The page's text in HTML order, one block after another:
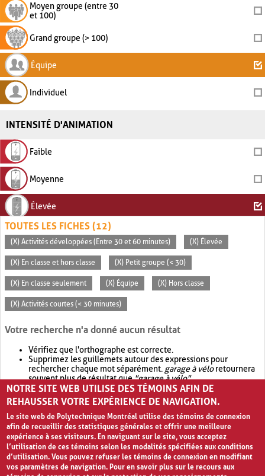
Moyen groupe (entre 30
et 100)
Grand groupe (> 100)
Équipe
Individuel
INTENSITÉ D'ANIMATION
Faible
Moyenne
Élevée
TOUTES LES FICHES (12)
(X) Activités développées (Entre 30 et 60 minutes) (X) Élevée
(X) En classe et hors classe (X) Petit groupe (< 30)
(X) En classe seulement (X) Équipe (X) Hors classe
(X) Activités courtes (< 30 minutes)
Votre recherche n'a donné aucun résultat
Vérifiez que l'orthographe est correcte.
Supprimez les guillemets autour des expressions pour
rechercher chaque mot séparément. garage à véloretournera
souvent plus de résultat que"garage à vélo".
Envisagez d'élargir votre recherche avec OR.garage OR vélo
retournera souvent plus de résultat quegarage à vélo
NOTRE SITE WEB UTILISE DES TÉMOINS AFIN DE
REHAUSSER VOTRE EXPÉRIENCE DE NAVIGATION.
Le site web de Polytechnique Montréal utilise des témoins de connexion
afin de recueillir des statistiques générales et offrir une meilleure
expérience à ses visiteurs. En naviguant sur le site, vous acceptez
l’utilisation de ces témoins selon les modalités spécifiées aux conditions
d’utilisation. Vous pouvez refuser les témoins de connexion en modifiant
vos paramètres de navigation. Pour en savoir plus sur le recours aux